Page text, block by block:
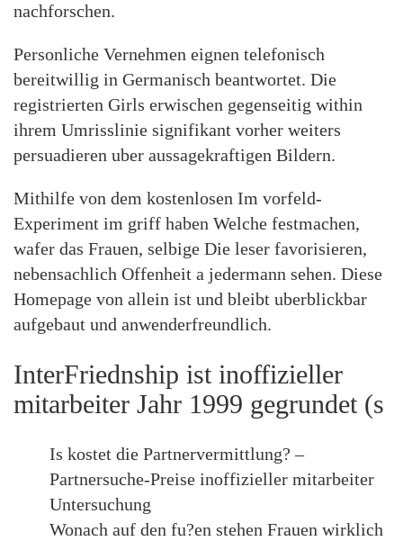
nachforschen.
Personliche Vernehmen eignen telefonisch
bereitwillig in Germanisch beantwortet. Die
registrierten Girls erwischen gegenseitig within
ihrem Umrisslinie signifikant vorher weiters
persuadieren uber aussagekraftigen Bildern.
Mithilfe von dem kostenlosen Im vorfeld-
Experiment im griff haben Welche festmachen,
wafer das Frauen, selbige Die leser favorisieren,
nebensachlich Offenheit a jedermann sehen. Diese
Homepage von allein ist und bleibt uberblickbar
aufgebaut und anwenderfreundlich.
InterFriednship ist inoffizieller
mitarbeiter Jahr 1999 gegrundet (s
Is kostet die Partnervermittlung? –
Partnersuche-Preise inoffizieller mitarbeiter
Untersuchung
Wonach auf den fu?en stehen Frauen wirklich